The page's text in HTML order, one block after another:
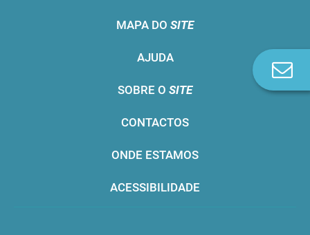
MAPA DO SITE
AJUDA
SOBRE O SITE
CONTACTOS
ONDE ESTAMOS
ACESSIBILIDADE